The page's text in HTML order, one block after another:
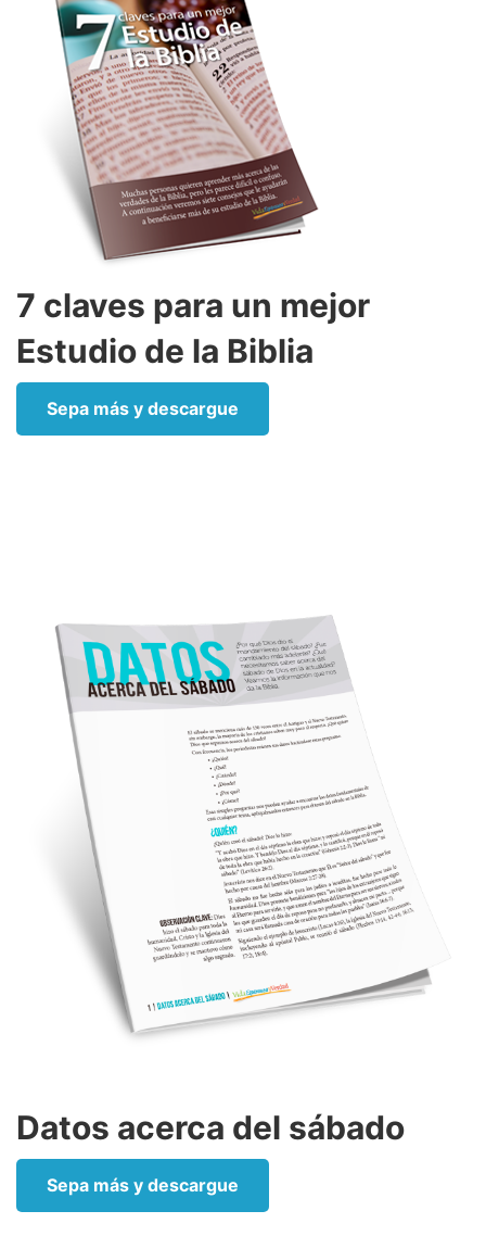
7 claves para un mejor
Estudio de la Biblia
Sepa más y descargue
Datos acerca del sábado
Sepa más y descargue